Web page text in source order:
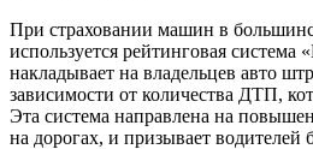
При страховании машин в
используется рейтинговая система
накладывает на владельцев авто
зависимости от количества ДТП,
Эта система направлена на
на дорогах, и призывает водителей